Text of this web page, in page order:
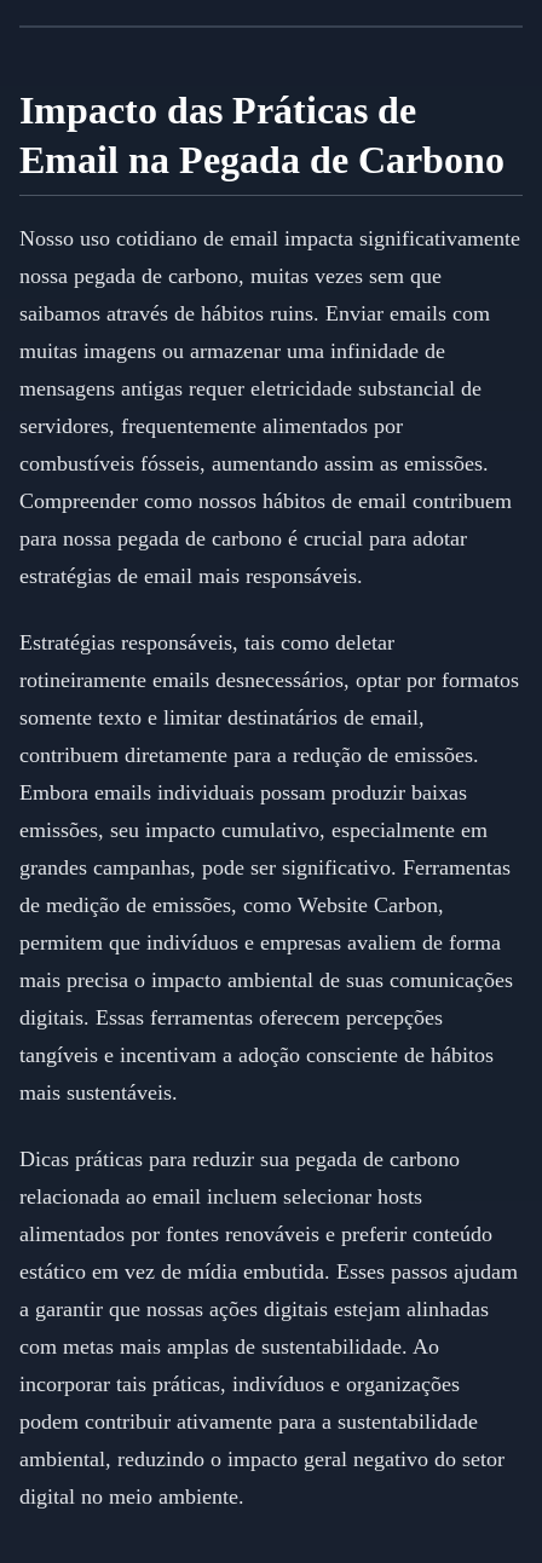
Impacto das Práticas de
Email na Pegada de Carbono
Nosso uso cotidiano de email impacta significativamente
nossa pegada de carbono, muitas vezes sem que
saibamos através de hábitos ruins. Enviar emails com
muitas imagens ou armazenar uma infinidade de
mensagens antigas requer eletricidade substancial de
servidores, frequentemente alimentados por
combustíveis fósseis, aumentando assim as emissões.
Compreender como nossos hábitos de email contribuem
para nossa pegada de carbono é crucial para adotar
estratégias de email mais responsáveis.
Estratégias responsáveis, tais como deletar
rotineiramente emails desnecessários, optar por formatos
somente texto e limitar destinatários de email,
contribuem diretamente para a redução de emissões.
Embora emails individuais possam produzir baixas
emissões, seu impacto cumulativo, especialmente em
grandes campanhas, pode ser significativo. Ferramentas
de medição de emissões, como Website Carbon,
permitem que indivíduos e empresas avaliem de forma
mais precisa o impacto ambiental de suas comunicações
digitais. Essas ferramentas oferecem percepções
tangíveis e incentivam a adoção consciente de hábitos
mais sustentáveis.
Dicas práticas para reduzir sua pegada de carbono
relacionada ao email incluem selecionar hosts
alimentados por fontes renováveis e preferir conteúdo
estático em vez de mídia embutida. Esses passos ajudam
a garantir que nossas ações digitais estejam alinhadas
com metas mais amplas de sustentabilidade. Ao
incorporar tais práticas, indivíduos e organizações
podem contribuir ativamente para a sustentabilidade
ambiental, reduzindo o impacto geral negativo do setor
digital no meio ambiente.